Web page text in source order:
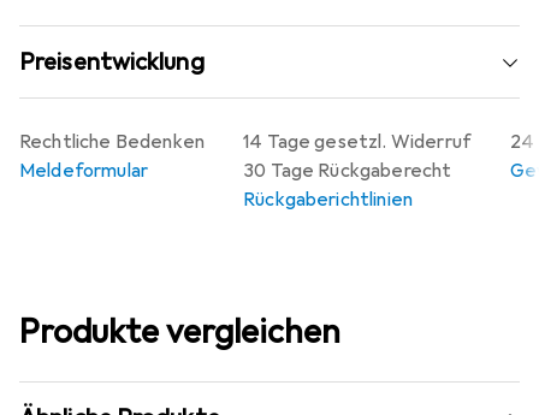
Preisentwicklung
14 Tage gesetzl. Widerruf
30 Tage Rückgaberecht
Rückgaberichtlinien
24
Rechtliche Bedenken
Meldeformular
Produkte vergleichen